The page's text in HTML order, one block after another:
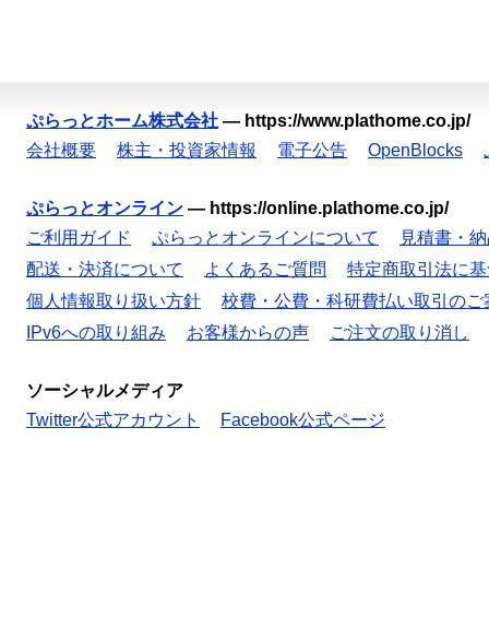
ぷらっとホーム株式会社 — https://www.plathome.co.jp/
会社概要
株主・投資家情報 電子公告 OpenBlocks
ぷらっとオンライン — https://online.plathome.co.jp/
ご利用ガイド
ぷらっとオンラインについて
見積書・
配送・決済について
よくあるご質問
特定商取引法に
個人情報取り扱い方針
校費・公費・科研費払い取引のご
IPv6への取り組み
お客様からの声 ご注文の取り消し
ソーシャルメディア
Twitter公式アカウント
Facebook公式ページ